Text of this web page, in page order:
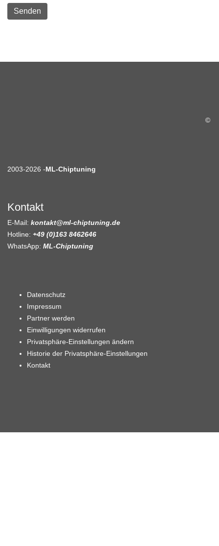
©
2003-2026 -ML-Chiptuning
Kontakt
E-Mail: kontakt@ml-chiptuning.de
Hotline: +49 (0)163 8462646
WhatsApp: ML-Chiptuning
Datenschutz
Impressum
Partner werden
Einwilligungen widerrufen
Privatsphäre-Einstellungen ändern
Historie der Privatsphäre-Einstellungen
Kontakt